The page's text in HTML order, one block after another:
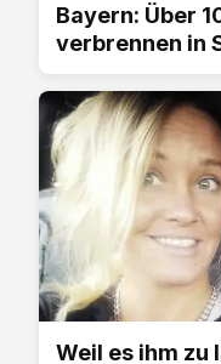
Bayern: Über
verbrennen in
Weil es ihm zu